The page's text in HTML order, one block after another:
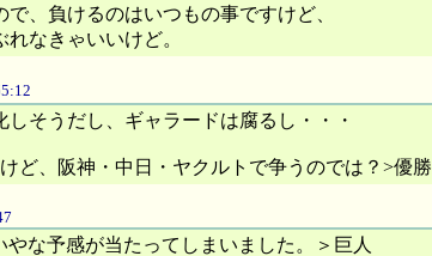
、負けるのはいつもの事ですけど、
なきゃいいけど。
そうだし、ギャラードは腐るし・・・
ど、阪神・中日・ヤクルトで争うのでは？>優勝
やな予感が当たってしまいました。＞巨人